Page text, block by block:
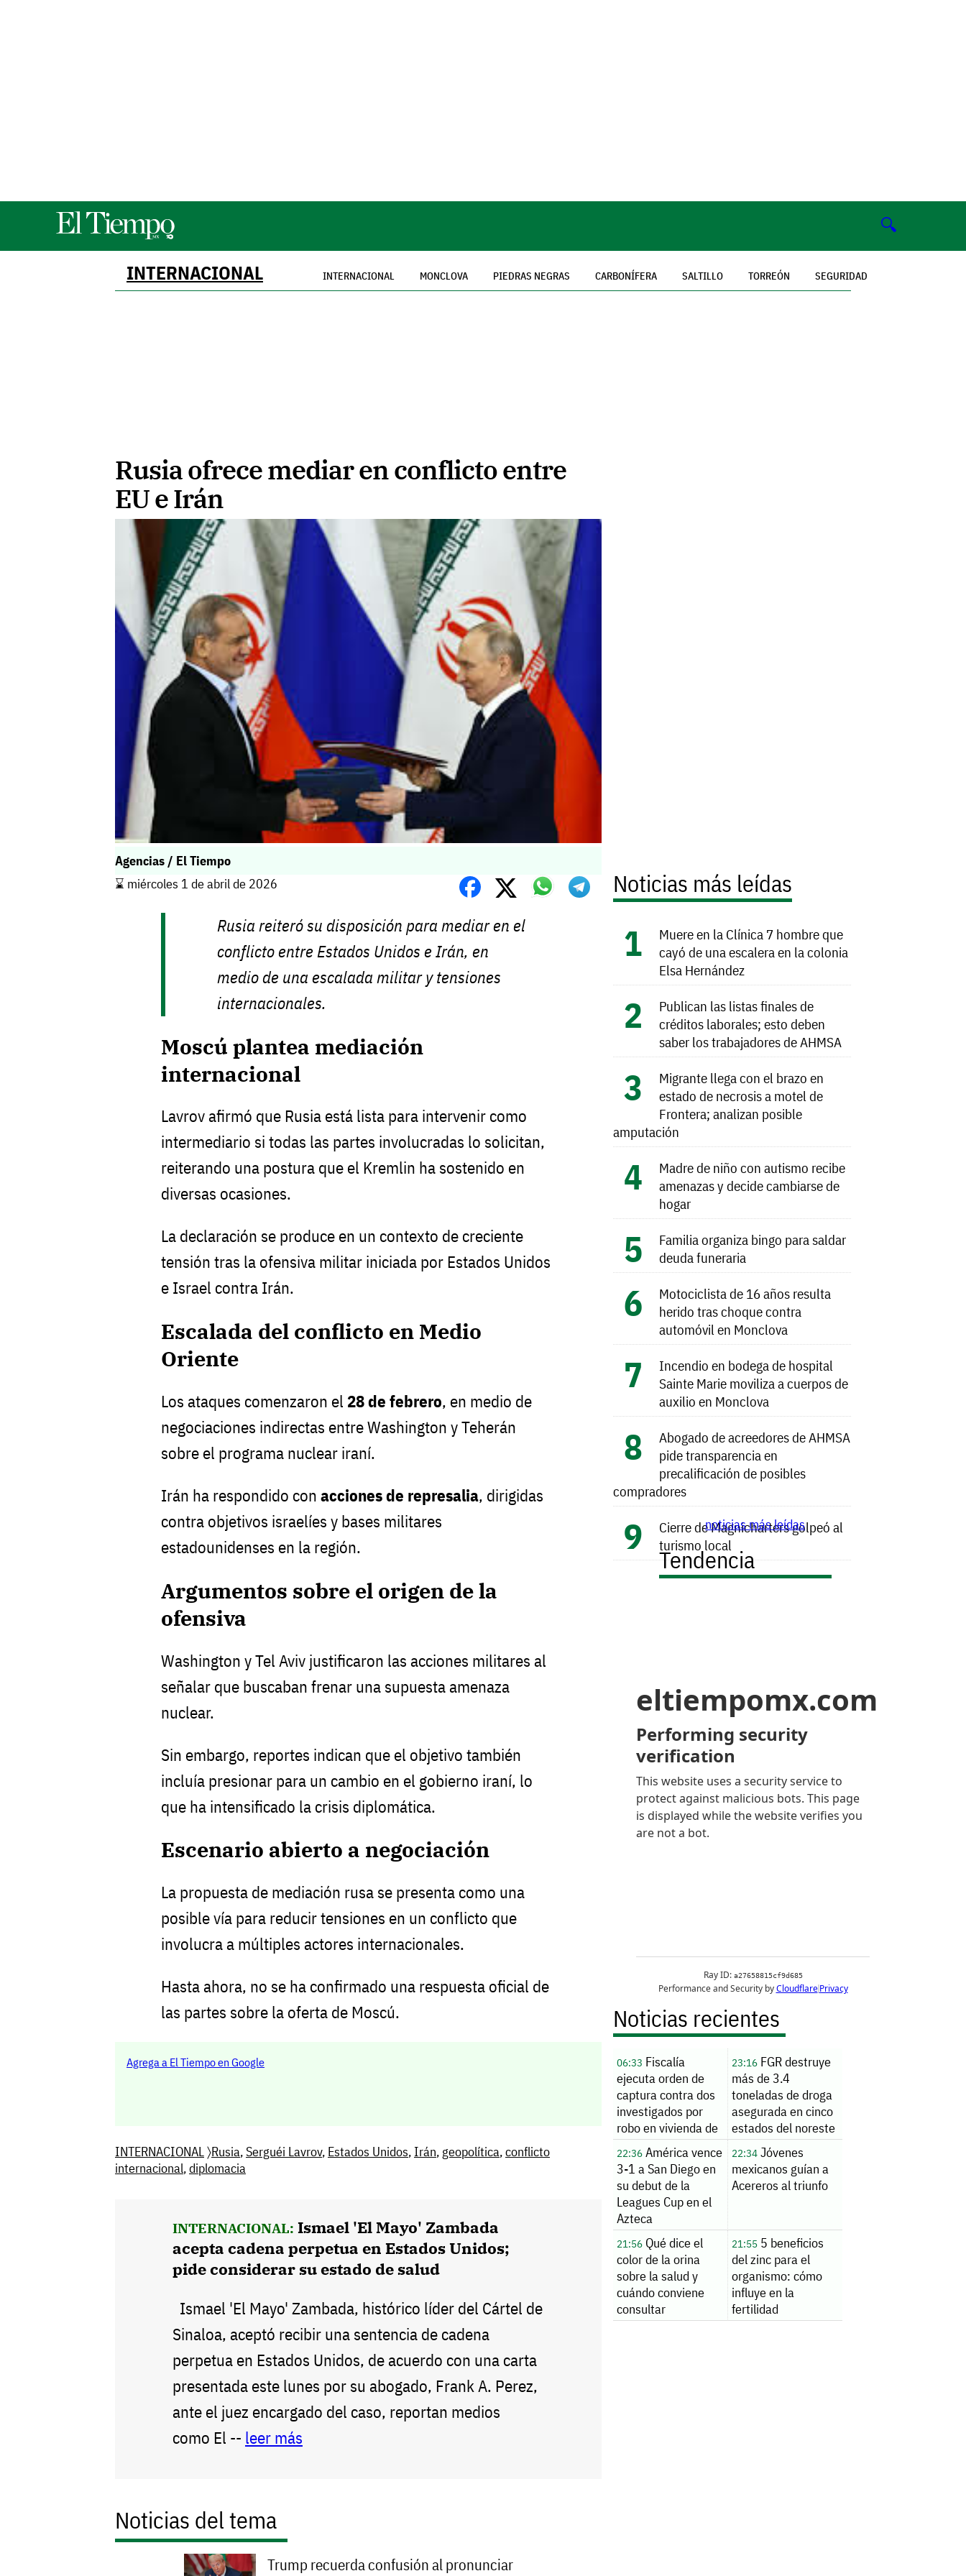
🔍
INTERNACIONAL INTERNACIONAL MONCLOVA PIEDRAS NEGRAS CARBONÍFERA SALTILLO TORREÓN SEGURIDAD
Rusia ofrece mediar en conflicto entre
EU e Irán
Agencias / El Tiempo
⌛️ miércoles 1 de abril de 2026
Rusia reiteró su disposición para mediar en el
conflicto entre Estados Unidos e Irán, en
medio de una escalada militar y tensiones
internacionales.
Moscú plantea mediación
internacional
Lavrov afirmó que Rusia está lista para intervenir como
intermediario si todas las partes involucradas lo solicitan,
reiterando una postura que el Kremlin ha sostenido en
diversas ocasiones.
La declaración se produce en un contexto de creciente
tensión tras la ofensiva militar iniciada por Estados Unidos
e Israel contra Irán.
Escalada del conflicto en Medio
Oriente
Los ataques comenzaron el 28 de febrero, en medio de
negociaciones indirectas entre Washington y Teherán
sobre el programa nuclear iraní.
Irán ha respondido con acciones de represalia, dirigidas
contra objetivos israelíes y bases militares
estadounidenses en la región.
Argumentos sobre el origen de la
ofensiva
Washington y Tel Aviv justificaron las acciones militares al
señalar que buscaban frenar una supuesta amenaza
nuclear.
Sin embargo, reportes indican que el objetivo también
incluía presionar para un cambio en el gobierno iraní, lo
que ha intensificado la crisis diplomática.
Escenario abierto a negociación
La propuesta de mediación rusa se presenta como una
posible vía para reducir tensiones en un conflicto que
involucra a múltiples actores internacionales.
Hasta ahora, no se ha confirmado una respuesta oficial de
las partes sobre la oferta de Moscú.
Agrega a El Tiempo en Google
INTERNACIONAL〉Rusia, Serguéi Lavrov, Estados Unidos, Irán, geopolítica,conflicto
internacional,diplomacia
INTERNACIONAL: Ismael 'El Mayo' Zambada
acepta cadena perpetua en Estados Unidos;
pide considerar su estado de salud
Ismael 'El Mayo' Zambada, histórico líder del Cártel de
Sinaloa, aceptó recibir una sentencia de cadena
perpetua en Estados Unidos, de acuerdo con una carta
presentada este lunes por su abogado, Frank A. Perez,
ante el juez encargado del caso, reportan medios
como El -- leer más
Noticias del tema
Trump recuerda confusión al pronunciar
Noticias más leídas
Muere en la Clínica 7 hombre que
cayó de una escalera en la colonia
Elsa Hernández
Publican las listas finales de
créditos laborales; esto deben
saber los trabajadores de AHMSA
Migrante llega con el brazo en
estado de necrosis a motel de
Frontera; analizan posible
amputación
Madre de niño con autismo recibe
amenazas y decide cambiarse de
hogar
Familia organiza bingo para saldar
deuda funeraria
Motociclista de 16 años resulta
herido tras choque contra
automóvil en Monclova
Incendio en bodega de hospital
Sainte Marie moviliza a cuerpos de
auxilio en Monclova
Abogado de acreedores de AHMSA
pide transparencia en
precalificación de posibles
compradores
Cierre de Magnicharters golpeó al
turismo local
noticias más leídas
Tendencia
Noticias recientes
06:33 Fiscalía
ejecuta orden de
captura contra dos
investigados por
robo en vivienda de
Allende
23:16FGR destruye
más de 3.4
toneladas de droga
asegurada en cinco
estados del noreste
22:36 América vence
3-1 a San Diego en
su debut de la
Leagues Cup en el
Azteca
22:34Jóvenes
mexicanos guían a
Acereros al triunfo
21:56 Qué dice el
color de la orina
sobre la salud y
cuándo conviene
consultar
21:555 beneficios
del zinc para el
organismo: cómo
influye en la
fertilidad